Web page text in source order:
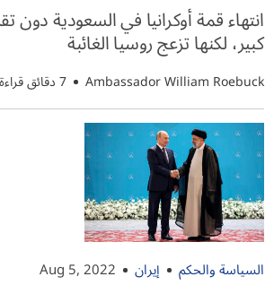
انتهاء قمة أوكرانيا في السعودية دون
كبير، لكنها تزعج روسيا الغائبة
Ambassador William Roebuck 7 دقائق قراءة
السياسة والحكم إيران Aug 5, 2022